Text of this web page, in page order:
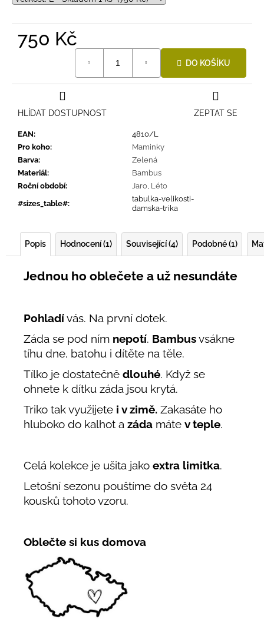
750 Kč
DO KOŠÍKU
EAN:
4810/L
Pro koho:
Maminky
Barva:
Zelená
Materiál:
Bambus
Roční období: Jaro, Léto
#sizes_table#:
tabulka-velikosti-
damska-trika
ZEPTAT SE
HLÍDAT DOSTUPNOST
Popis Hodnocení (1) Související (4) Podobné (1)
Jednou ho oblečete a už nesundáte
Pohladívás. Na první dotek.
Záda se pod ním nepotí. Bambusvsákne
tíhu dne, batohu i dítěte na těle.
Tílko je dostatečně dlouhé. Když se
ohnete k dítku záda jsou krytá.
Triko tak využijete i v zimě. Zakasáte ho
hluboko do kalhot a záda máte v teple.
Celá kolekce je ušita jako extra limitka.
Letošní sezonu pouštíme do světa 24
kousků tohoto vzoru.
Oblečte si kus domova